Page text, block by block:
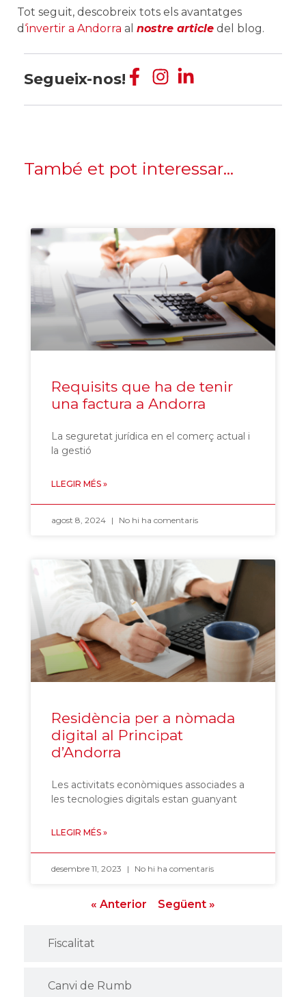
Tot seguit, descobreix tots els avantatges
d ‘invertir a Andorra al nostre article del blog.
Segueix-nos!
També et pot interessar...
Fiscalitat
Canvi de Rumb
Requisits que ha de tenir
una factura a Andorra
La seguretat jurídica en el comerç actual i
la gestió
LLEGIR MÉS »
agost 8, 2024 No hi ha comentaris
Residència per a nòmada
digital al Principat
d’Andorra
Les activitats econòmiques associades a
les tecnologies digitals estan guanyant
LLEGIR MÉS »
desembre 11, 2023 No hi ha comentaris
« Anterior Següent »